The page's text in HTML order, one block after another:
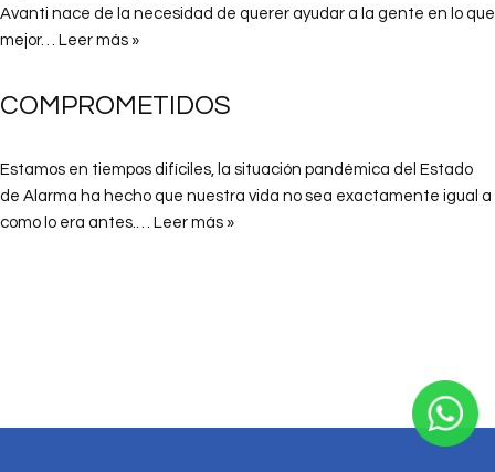
Avanti nace de la necesidad de querer ayudar a la gente en lo que
mejor… Leer más »
COMPROMETIDOS
Estamos en tiempos difíciles, la situación pandémica del Estado
de Alarma ha hecho que nuestra vida no sea exactamente igual a
como lo era antes.… Leer más »